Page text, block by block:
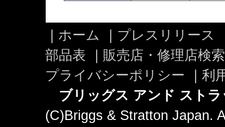
ホーム プレスリリース
部品表
販売店・修理店検索
プライバシーポリシー
利
ブリッグス アンド スト
(C)Briggs & Stratton Japan.